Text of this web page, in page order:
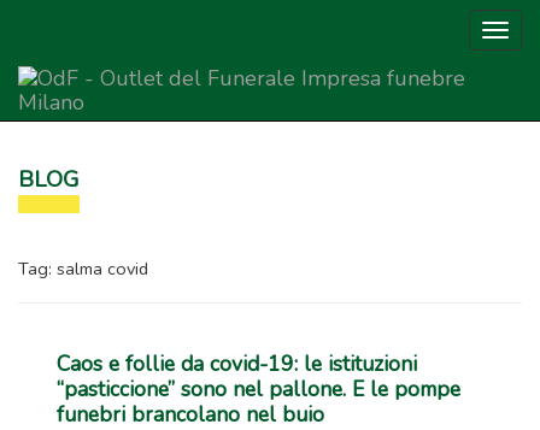
Outlet del Funerale
BLOG
Tag: salma covid
Caos e follie da covid-19: le istituzioni
“pasticcione” sono nel pallone. E le pompe
funebri brancolano nel buio